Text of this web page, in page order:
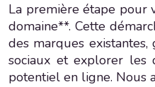
La première étape pour
domaine**. Cette
des marques
sociaux et explorer les
potentiel en ligne. Nous